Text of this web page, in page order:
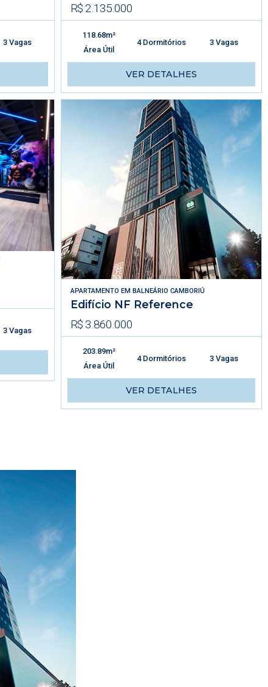
3 Vagas
R$ 2.135.000
118.68m²
Área Útil
4 Dormitórios 3 Vagas
VER DETALHES
3 Vagas
APARTAMENTO EM BALNEÁRIO CAMBORIÚ
Edifício NF Reference
R$ 3.860.000
203.89m²
Área Útil
4 Dormitórios 3 Vagas
VER DETALHES